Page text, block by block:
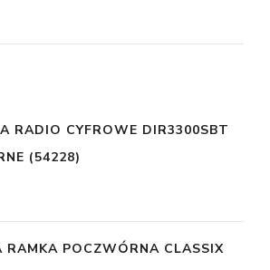
RADIO CYFROWE DIR3300SBT
(54228)
RAMKA POCZWÓRNA CLASSIX